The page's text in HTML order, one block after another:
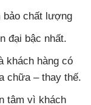
bảo chất lượng
đại bậc nhất.
khách hàng có
chữa – thay thế.
tâm vì khách